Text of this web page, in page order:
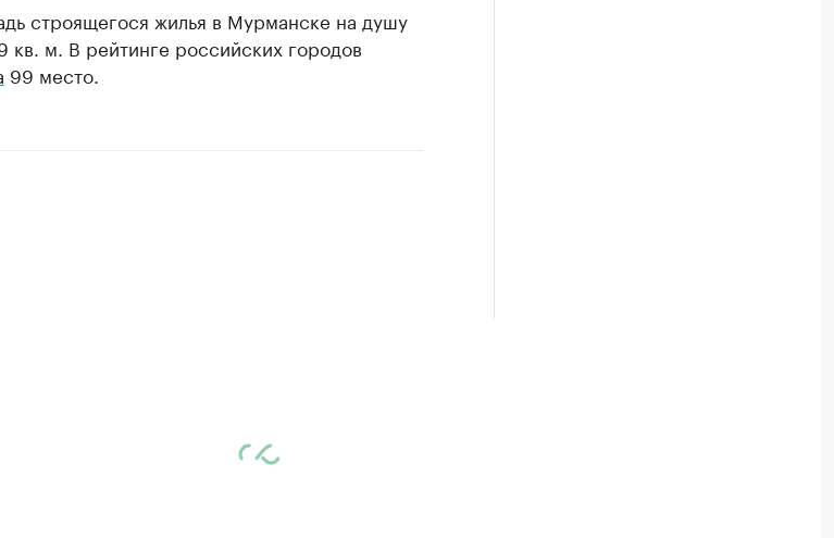
строящегося жилья в Мурманске на душу
кв. м. В рейтинге российских городов
99 место.